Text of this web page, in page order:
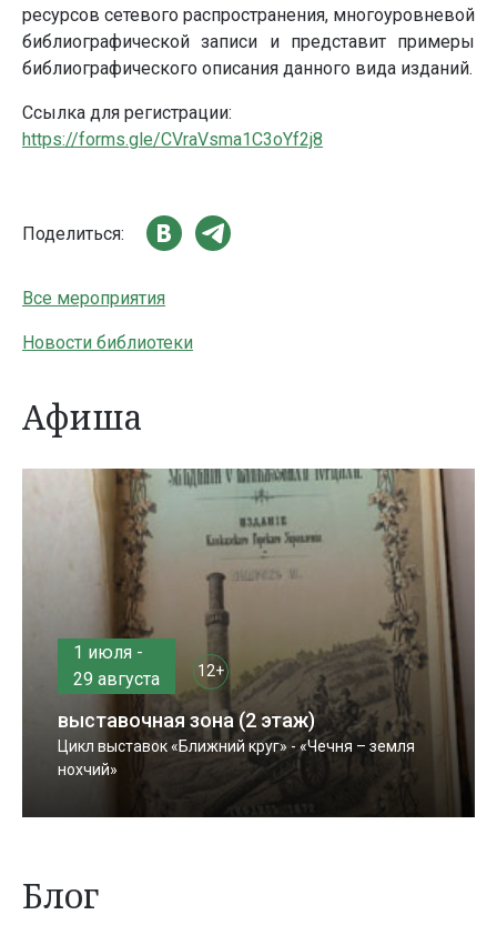
ресурсов сетевого распространения, многоуровневой
библиографической записи и представит примеры
библиографического описания данного вида изданий.
Ссылка для регистрации:
https://forms.gle/CVraVsma1C3oYf2j8
Поделиться:
Все мероприятия
Новости библиотеки
Афиша
1 июля -
29 августа
12+
выставочная зона (2 этаж)
Цикл выставок «Ближний круг» - «Чечня – земля
нохчий»
Блог